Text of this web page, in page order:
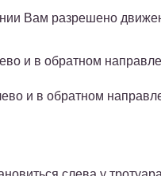
Вам разрешено
и в обратном
и в обратном